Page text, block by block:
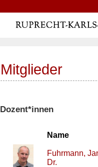
Mitglieder
Dozent*innen
Name
Fuhrmann,
Dr.